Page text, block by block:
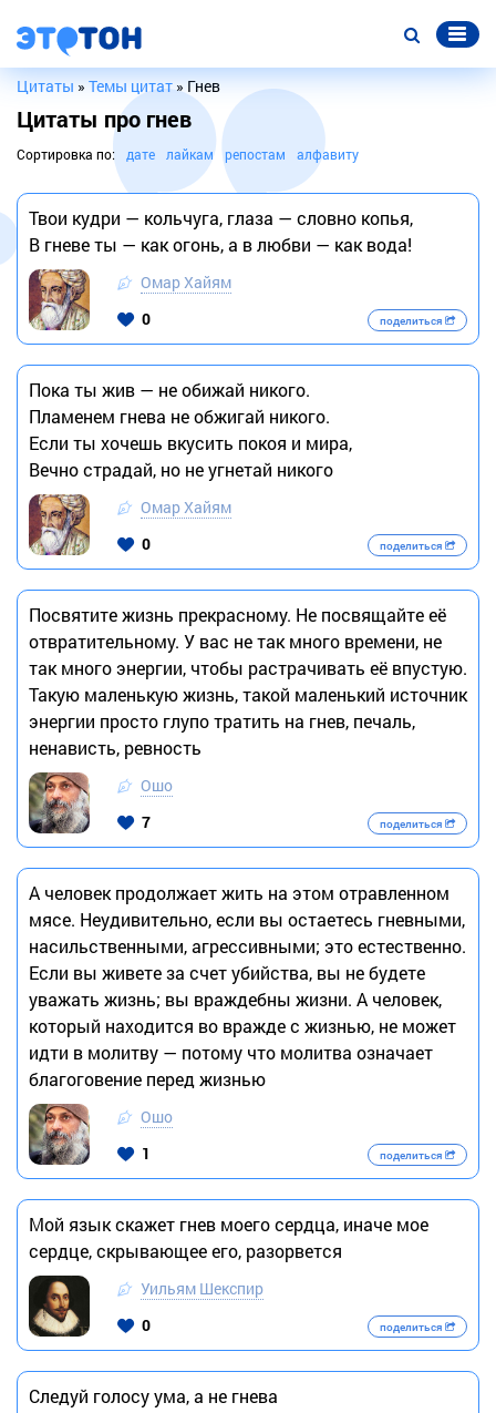
Цитаты » Темы цитат» Гнев
Цитаты про гнев
Сортировка по: дате лайкам репостам алфавиту
Твои кудри — кольчуга, глаза — словно копья,
В гневе ты — как огонь, а в любви — как вода!
Омар Хайям
0
поделиться
Пока ты жив — не обижай никого.
Пламенем гнева не обжигай никого.
Если ты хочешь вкусить покоя и мира,
Вечно страдай, но не угнетай никого
Омар Хайям
0
поделиться
Посвятите жизнь прекрасному. Не посвящайте её
отвратительному. У вас не так много времени, не
так много энергии, чтобы растрачивать её впустую.
Такую маленькую жизнь, такой маленький источник
энергии просто глупо тратить на гнев, печаль,
ненависть, ревность
Ошо
7
поделиться
А человек продолжает жить на этом отравленном
мясе. Неудивительно, если вы остаетесь гневными,
насильственными, агрессивными; это естественно.
Если вы живете за счет убийства, вы не будете
уважать жизнь; вы враждебны жизни. А человек,
который находится во вражде с жизнью, не может
идти в молитву — потому что молитва означает
благоговение перед жизнью
Ошо
1
поделиться
Мой язык скажет гнев моего сердца, иначе мое
сердце, скрывающее его, разорвется
Уильям Шекспир
0
поделиться
Следуй голосу ума, а не гнева